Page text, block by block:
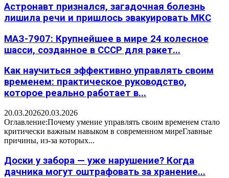
Астронавт признался, загадочная болезнь
лишила речи и пришлось эвакуировать МКС
МАЗ-7907: Крупнейшее в мире 24 колесное
шасси, созданное в СССР для ракет...
Как научиться эффективно управлять своим
временем: практическое руководство,
которое реально работает в...
20.03.202620.03.2026
Оглавление:Почему умение управлять своим временем стало
критически важным навыком в современном миреГлавные
причины, из-за которых...
Доски у забора — уже нарушение? Когда
дачника могут оштрафовать за хранение...